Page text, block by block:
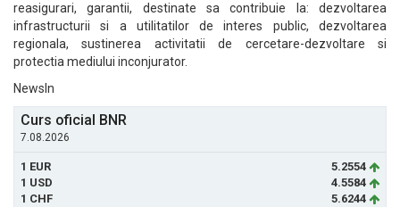
reasigurari, garantii, destinate sa contribuie la: dezvoltarea
infrastructurii si a utilitatilor de interes public, dezvoltarea
regionala, sustinerea activitatii de cercetare-dezvoltare si
protectia mediului inconjurator.
NewsIn
Curs oficial BNR
7.08.2026
1 EUR
5.2554
1 USD
4.5584
1 CHF
5.6244